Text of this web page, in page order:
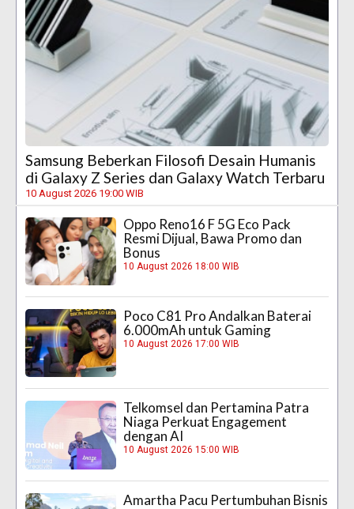
Samsung Beberkan Filosofi Desain Humanis
di Galaxy Z Series dan Galaxy Watch Terbaru
10 August 2026 19:00 WIB
Oppo Reno16 F 5G Eco Pack
Resmi Dijual, Bawa Promo dan
Bonus
10 August 2026 18:00 WIB
Poco C81 Pro Andalkan Baterai
6.000mAh untuk Gaming
10 August 2026 17:00 WIB
Telkomsel dan Pertamina Patra
Niaga Perkuat Engagement
dengan AI
10 August 2026 15:00 WIB
Amartha Pacu Pertumbuhan Bisnis